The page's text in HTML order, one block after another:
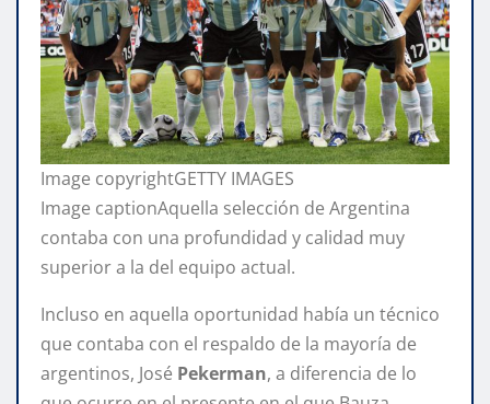
Image copyrightGETTY IMAGES
Image captionAquella selección de Argentina
contaba con una profundidad y calidad muy
superior a la del equipo actual.
Incluso en aquella oportunidad había un técnico
que contaba con el respaldo de la mayoría de
argentinos, José Pekerman, a diferencia de lo